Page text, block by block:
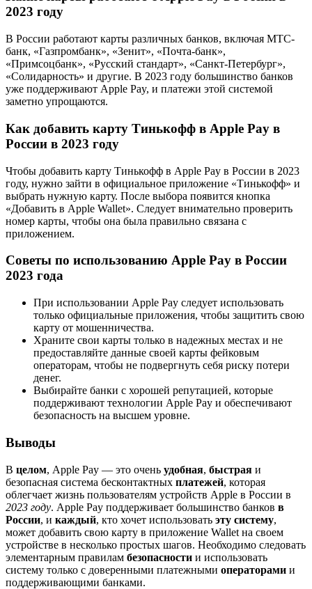
2023 году
В России работают карты различных банков, включая МТС-
банк, «Газпромбанк», «Зенит», «Почта-банк»,
«Примсоцбанк», «Русский стандарт», «Санкт-Петербург»,
«Солидарность» и другие. В 2023 году большинство банков
уже поддерживают Apple Pay, и платежи этой системой
заметно упрощаются.
Как добавить карту Тинькофф в Apple Pay в
России в 2023 году
Чтобы добавить карту Тинькофф в Apple Pay в России в 2023
году, нужно зайти в официальное приложение «Тинькофф» и
выбрать нужную карту. После выбора появится кнопка
«Добавить в Apple Wallet». Следует внимательно проверить
номер карты, чтобы она была правильно связана с
приложением.
Советы по использованию Apple Pay в России
2023 года
При использовании Apple Pay следует использовать
только официальные приложения, чтобы защитить свою
карту от мошенничества.
Храните свои карты только в надежных местах и не
предоставляйте данные своей карты фейковым
операторам, чтобы не подвергнуть себя риску потери
денег.
Выбирайте банки с хорошей репутацией, которые
поддерживают технологии Apple Pay и обеспечивают
безопасность на высшем уровне.
Выводы
В целом, Apple Pay — это очень удобная, быстрая и
безопасная система бесконтактных платежей, которая
облегчает жизнь пользователям устройств Apple в России в
2023 году. Apple Pay поддерживает большинство банков в
России, и каждый, кто хочет использовать эту систему,
может добавить свою карту в приложение Wallet на своем
устройстве в несколько простых шагов. Необходимо следовать
элементарным правилам безопасности и использовать
систему только с доверенными платежными операторами и
поддерживающими банками.